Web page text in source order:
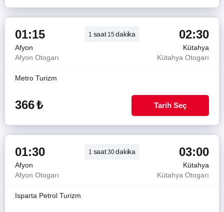
01:15 1 saat15dakika 02:30
Afyon
Kütahya
Afyon Otogarı
Kütahya Otogarı
Metro Turizm
366₺ Tarih Seç
01:30 1 saat30dakika 03:00
Afyon
Kütahya
Afyon Otogarı
Kütahya Otogarı
Isparta Petrol Turizm